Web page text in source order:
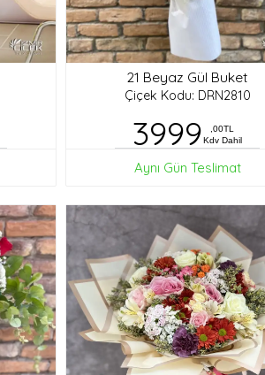
21 Beyaz Gül Buket
Çiçek Kodu: DRN2810
3999
,00TL
Kdv Dahil
Aynı Gün Teslimat